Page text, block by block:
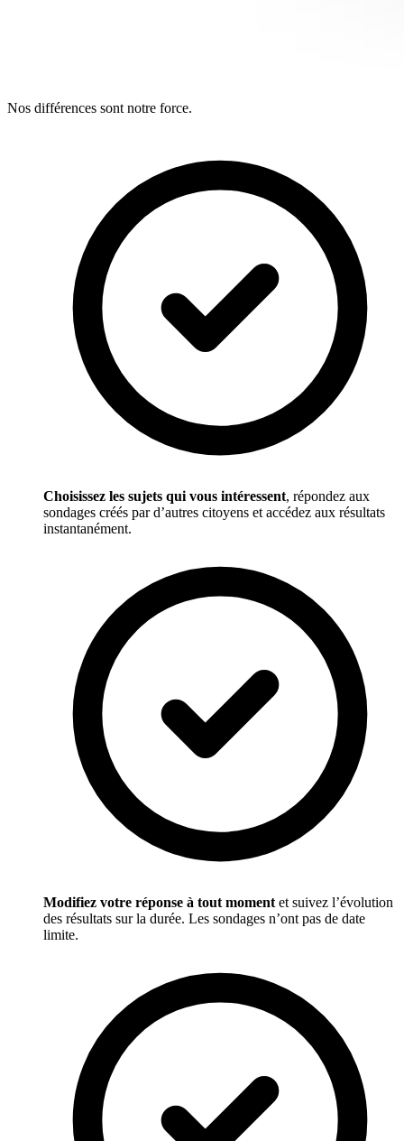
Nos différences sont notre force.
Choisissez les sujets qui vous intéressent, répondez aux
sondages créés par d’autres citoyens et accédez aux résultats
instantanément.
Modifiez votre réponse à tout moment et suivez l’évolution
des résultats sur la durée. Les sondages n’ont pas de date
limite.